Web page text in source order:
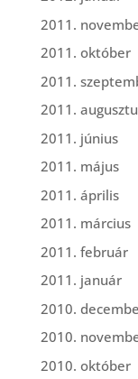
2011.
2011. október
2011.
2011.
2011. június
2011. május
2011. április
2011. március
2011. február
2011. január
2010.
2010.
2010. október